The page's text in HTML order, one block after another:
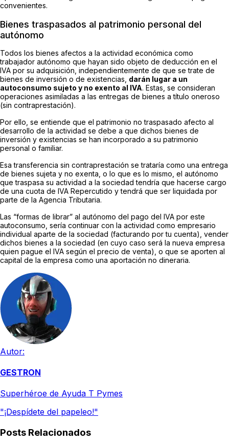
convenientes.
Bienes traspasados al patrimonio personal del
autónomo
Todos los bienes afectos a la actividad económica como
trabajador autónomo que hayan sido objeto de deducción en el
IVA por su adquisición, independientemente de que se trate de
bienes de inversión o de existencias, darán lugar a un
autoconsumo sujeto y no exento al IVA. Estas, se consideran
operaciones asimiladas a las entregas de bienes a título oneroso
(sin contraprestación).
Por ello, se entiende que el patrimonio no traspasado afecto al
desarrollo de la actividad se debe a que dichos bienes de
inversión y existencias se han incorporado a su patrimonio
personal o familiar.
Esa transferencia sin contraprestación se trataría como una entrega
de bienes sujeta y no exenta, o lo que es lo mismo, el autónomo
que traspasa su actividad a la sociedad tendría que hacerse cargo
de una cuota de IVA Repercutido y tendrá que ser liquidada por
parte de la Agencia Tributaria.
Las “formas de librar” al autónomo del pago del IVA por este
autoconsumo, sería continuar con la actividad como empresario
individual aparte de la sociedad (facturando por tu cuenta), vender
dichos bienes a la sociedad (en cuyo caso será la nueva empresa
quien pague el IVA según el precio de venta), o que se aporten al
capital de la empresa como una aportación no dineraria.
Autor:
GESTRON
Superhéroe de Ayuda T Pymes
"¡Despídete del papeleo!"
Posts Relacionados